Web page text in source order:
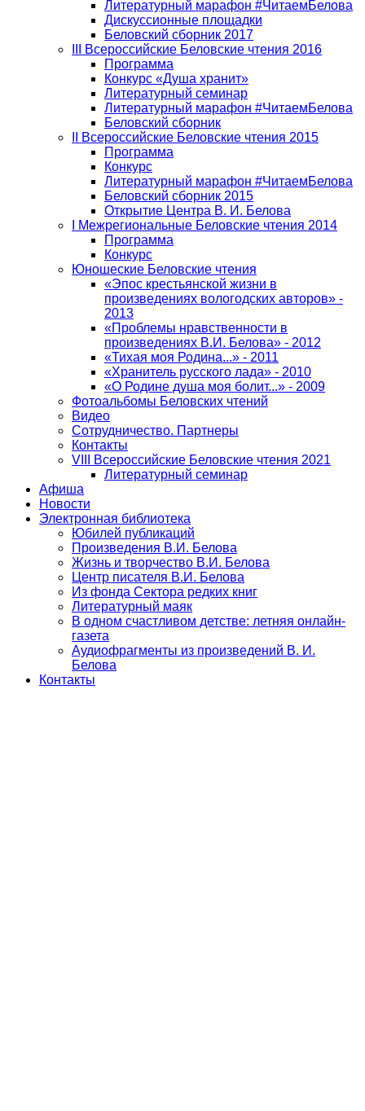
Литературный марафон #ЧитаемБелова
Дискуссионные площадки
Беловский сборник 2017
III Всероссийские Беловские чтения 2016
Программа
Конкурс «Душа хранит»
Литературный семинар
Литературный марафон #ЧитаемБелова
Беловский сборник
II Всероссийские Беловские чтения 2015
Программа
Конкурс
Литературный марафон #ЧитаемБелова
Беловский сборник 2015
Открытие Центра В. И. Белова
I Межрегиональные Беловские чтения 2014
Программа
Конкурс
Юношеские Беловские чтения
«Эпос крестьянской жизни в
произведениях вологодских авторов» -
2013
«Проблемы нравственности в
произведениях В.И. Белова» - 2012
«Тихая моя Родина...» - 2011
«Хранитель русского лада» - 2010
«О Родине душа моя болит...» - 2009
Фотоальбомы Беловских чтений
Видео
Сотрудничество. Партнеры
Контакты
VIII Всероссийские Беловские чтения 2021
Литературный семинар
Афиша
Новости
Электронная библиотека
Юбилей публикаций
Произведения В.И. Белова
Жизнь и творчество В.И. Белова
Центр писателя В.И. Белова
Из фонда Сектора редких книг
Литературный маяк
В одном счастливом детстве: летняя онлайн-
газета
Аудиофрагменты из произведений В. И.
Белова
Контакты